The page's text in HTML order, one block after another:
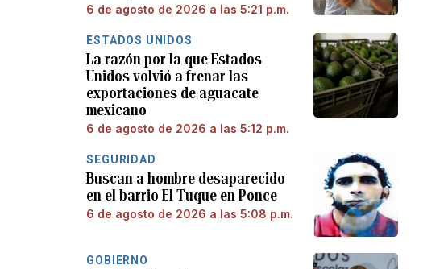
6 de agosto de 2026 a las 5:21 p.m.
ESTADOS UNIDOS
La razón por la que Estados
Unidos volvió a frenar las
exportaciones de aguacate
mexicano
6 de agosto de 2026 a las 5:12 p.m.
SEGURIDAD
Buscan a hombre desaparecido
en el barrio El Tuque en Ponce
6 de agosto de 2026 a las 5:08 p.m.
GOBIERNO